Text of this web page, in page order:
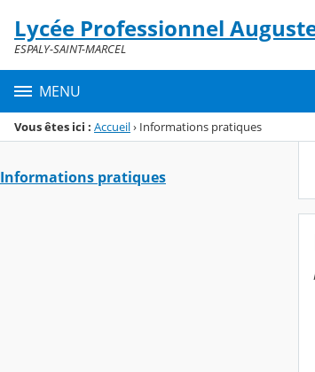
Menu de la rubrique
Contenu
Lycée Professionnel
ESPALY-SAINT-MARCEL
MENU
Vous êtes ici : Accueil› Informations pratiques
Informations pratiques